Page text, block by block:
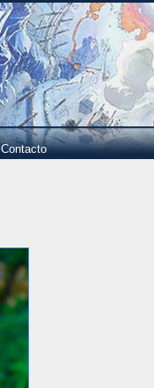
Contacto